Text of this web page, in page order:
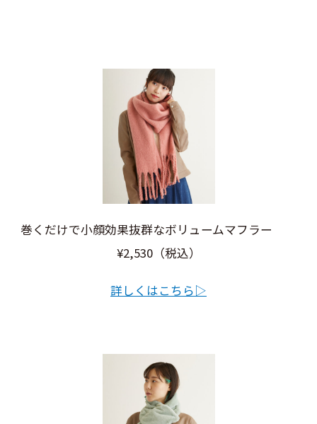
巻くだけで小顔効果抜群なボリュームマフラー
¥2,530（税込）
詳しくはこちら▷